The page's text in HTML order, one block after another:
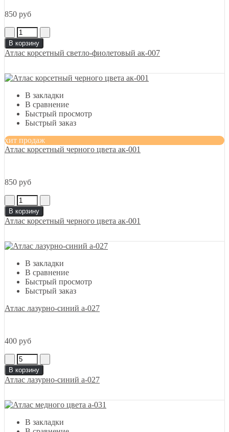
850 руб
В корзину
Атлас корсетный светло-фиолетовый ак-007
В закладки
В сравнение
Быстрый просмотр
Быстрый заказ
хит продаж
Атлас корсетный черного цвета ак-001
850 руб
В корзину
Атлас корсетный черного цвета ак-001
В закладки
В сравнение
Быстрый просмотр
Быстрый заказ
Атлас лазурно-синий а-027
400 руб
В корзину
Атлас лазурно-синий а-027
В закладки